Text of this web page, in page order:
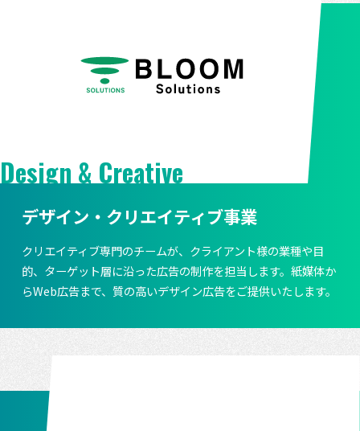
Design & Creative
デザイン・クリエイティブ事業
クリエイティブ専門のチームが、クライアント様の業種や目
的、ターゲット層に沿った広告の制作を担当します。紙媒体か
らWeb広告まで、質の高いデザイン広告をご提供いたします。